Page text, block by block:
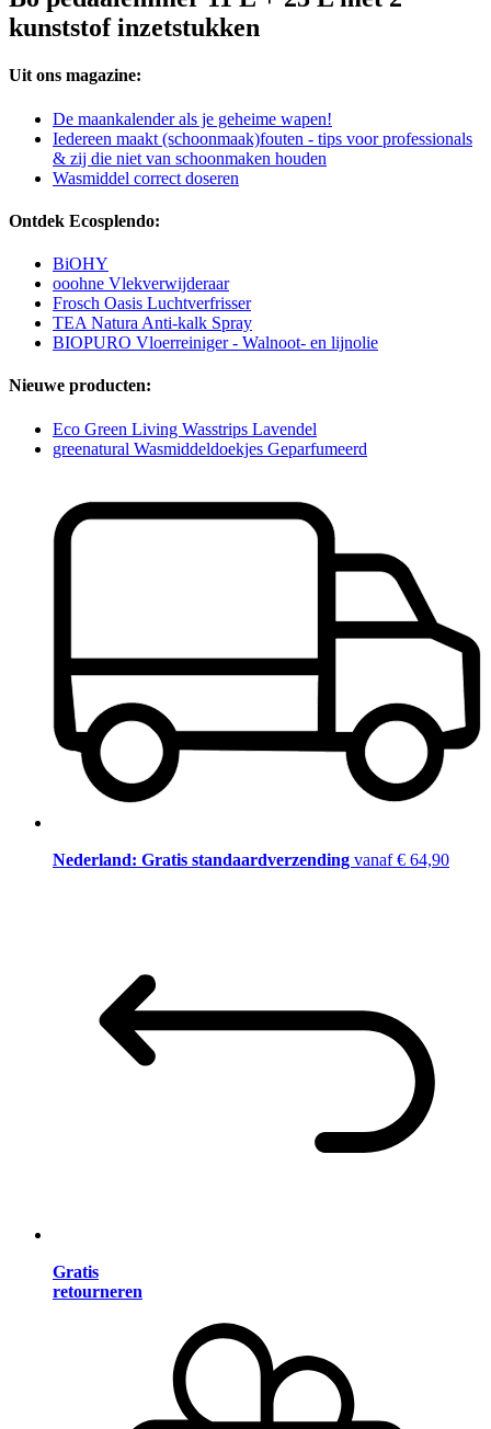
kunststof inzetstukken
Uit ons magazine:
De maankalender als je geheime wapen!
Iedereen maakt (schoonmaak)fouten - tips voor professionals
& zij die niet van schoonmaken houden
Wasmiddel correct doseren
Ontdek Ecosplendo:
BiOHY
ooohne Vlekverwijderaar
Frosch Oasis Luchtverfrisser
TEA Natura Anti-kalk Spray
BIOPURO Vloerreiniger - Walnoot- en lijnolie
Nieuwe producten:
Eco Green Living Wasstrips Lavendel
greenatural Wasmiddeldoekjes Geparfumeerd
Nederland: Gratis standaardverzending vanaf € 64,90
Gratis
retourneren